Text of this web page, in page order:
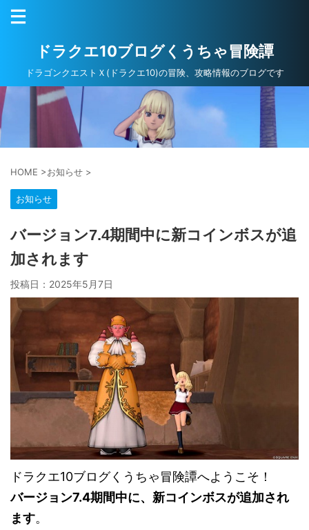
ドラクエ10ブログくうちゃ冒険譚
ドラゴンクエストＸ(ドラクエ10)の冒険、攻略情報のブログです
HOME >お知らせ >
お知らせ
バージョン7.4期間中に新コインボスが追
加されます
投稿日： 2025年5月7日
ドラクエ10ブログくうちゃ冒険譚へようこそ！
バージョン7.4期間中に、新コインボスが追加され
ます。